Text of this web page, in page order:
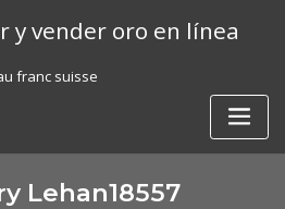
y vender oro en línea
franc suisse
Lehan18557